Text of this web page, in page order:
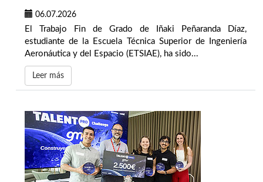
06.07.2026
El Trabajo Fin de Grado de Iñaki Peñaranda Díaz,
estudiante de la Escuela Técnica Superior de Ingeniería
Aeronáutica y del Espacio (ETSIAE), ha sido...
Leer más